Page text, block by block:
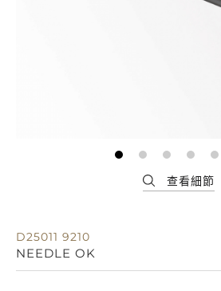
D25011 9210
NEEDLE OK